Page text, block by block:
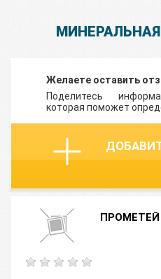
Желаете оставить
Поделитесь
которая поможет
ПРОМЕТЕЙ